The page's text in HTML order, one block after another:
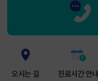
오시는 길 진료시간 안내